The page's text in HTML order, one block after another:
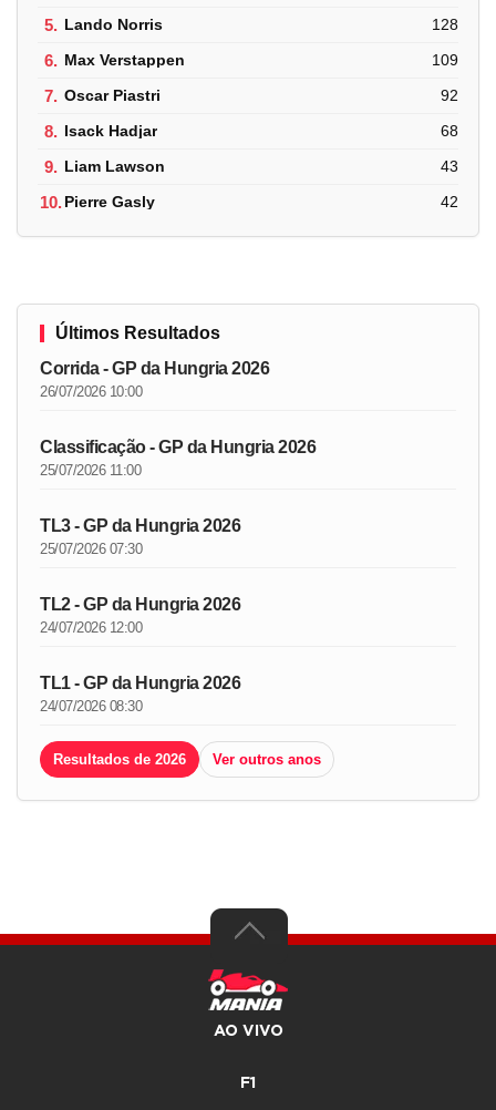
5. Lando Norris 128
6. Max Verstappen 109
7. Oscar Piastri 92
8. Isack Hadjar 68
9. Liam Lawson 43
10.Pierre Gasly 42
Últimos Resultados
Corrida - GP da Hungria 2026
26/07/2026 10:00
Classificação - GP da Hungria 2026
25/07/2026 11:00
TL3 - GP da Hungria 2026
25/07/2026 07:30
TL2 - GP da Hungria 2026
24/07/2026 12:00
TL1 - GP da Hungria 2026
24/07/2026 08:30
Resultados de 2026 Ver outros anos
AO VIVO
F1